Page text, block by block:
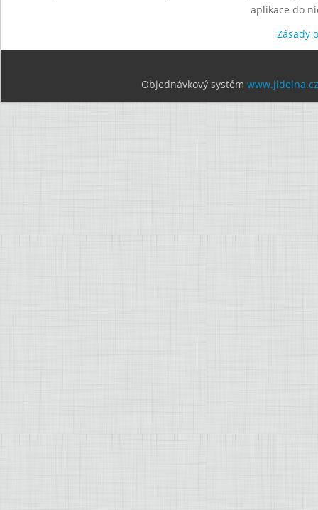
aplikace do
Zásady
Objednávkový systém www.jidelna.cz